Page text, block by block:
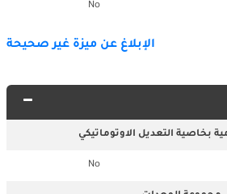
No
الإبلاغ عن ميزة غير صحيحة
بخاصية التعديل الاوتوماتيكي
No